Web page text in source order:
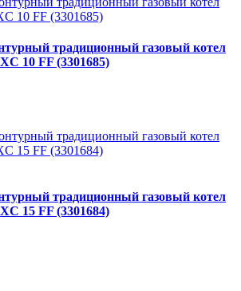
традиционный газовый котел
10 FF (3301685)
традиционный газовый котел
15 FF (3301684)